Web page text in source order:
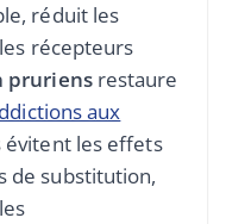
réduit les
récepteurs
pruriensrestaure
aux
évitent les effets
de substitution,